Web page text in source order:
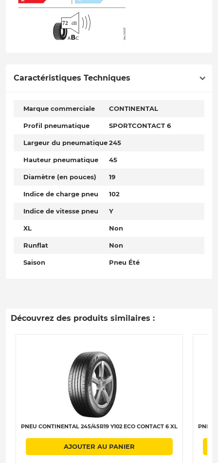
Caractéristiques Techniques
Marque commerciale CONTINENTAL
Profil pneumatique SPORTCONTACT 6
Largeur du pneumatique245
Hauteur pneumatique 45
Diamètre (en pouces) 19
Indice de charge pneu 102
Indice de vitesse pneu Y
XL Non
Runflat Non
Saison Pneu Été
Découvrez des produits similaires :
PNEU CONTINENTAL 245/45R19 Y102 ECO CONTACT 6 XL
AJOUTER AU PANIER
PNEU